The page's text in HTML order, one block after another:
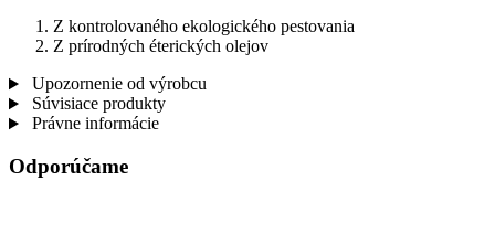
Z kontrolovaného ekologického pestovania
Z prírodných éterických olejov
Upozornenie od výrobcu
Súvisiace produkty
Právne informácie
Odporúčame